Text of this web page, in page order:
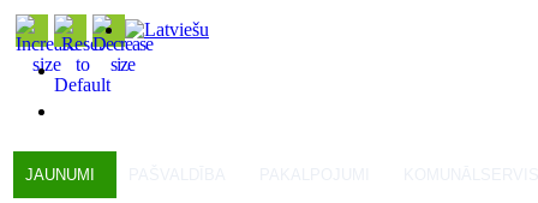
JAUNUMI